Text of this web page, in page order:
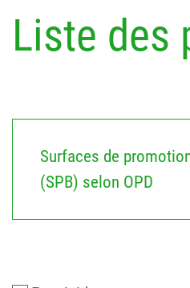
Liste des
Surfaces de
(SPB) selon OPD